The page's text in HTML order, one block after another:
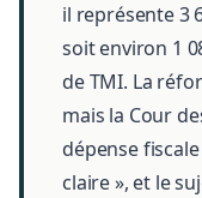
il représente 3
soit environ 1
de TMI. La
mais la Cour
dépense
claire », et le